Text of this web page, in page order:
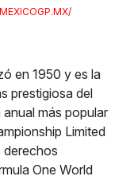
en 1950 y es la
prestigiosa del
más popular
Limited
derechos
One World